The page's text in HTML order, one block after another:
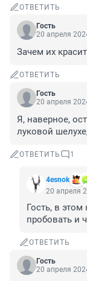
ОТВЕТИТЬ
Гость
20 апреля
Зачем их
ОТВЕТИТЬ
Гость
20 апреля
Я, наверное,
луковой
ОТВЕТИТЬ 1
4esnok
20 апреля
Гость, в
пробовать и
ОТВЕТИТЬ
Гость
20 апреля